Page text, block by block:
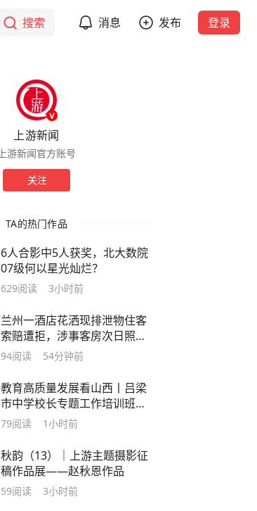
搜索 消息 发布 登录
上游新闻
上游新闻官方账号
关注
TA的热门作品
6人合影中5人获奖，北大数院
07级何以星光灿烂？
629阅读 3小时前
兰州一酒店花洒现排泄物住客
索赔遭拒，涉事客房次日照常
迎客，酒店回应
94阅读 54分钟前
教育高质量发展看山西丨吕梁
市中学校长专题工作培训班开
班
79阅读 1小时前
秋韵（13）｜上游主题摄影征
稿作品展——赵秋恩作品
59阅读 3小时前